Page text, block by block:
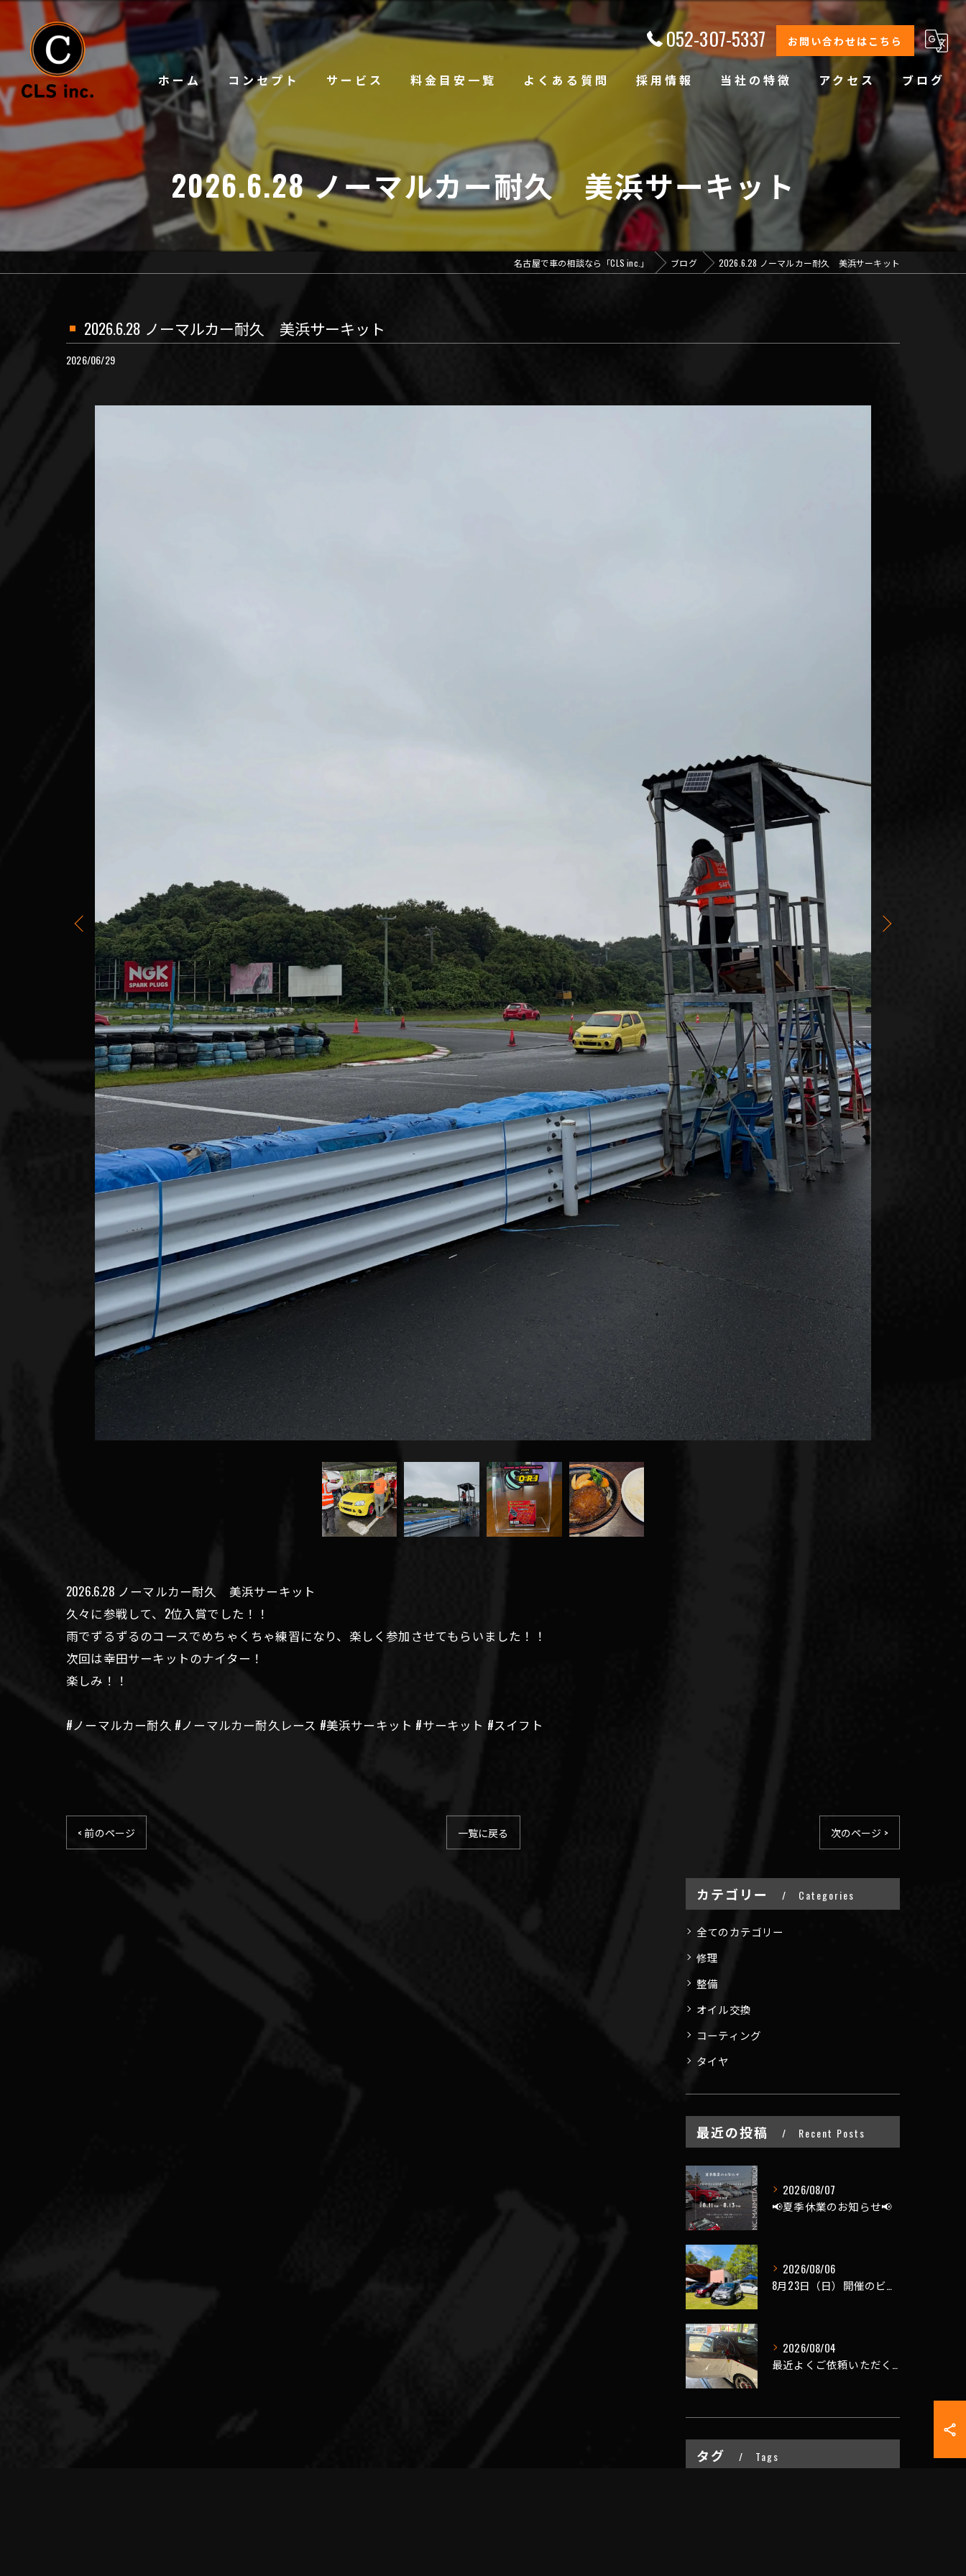
052-307-5337 お問い合わせはこちら
ホーム コンセプト サービス 料金目安一覧 よくある質問 採用情報 当社の特徴
オイル交換
オリジナルブランド
アクセス ブログ
2026.6.28 ノーマルカー耐久 美浜サーキット
名古屋で車の相談なら「CLS inc.」 ブログ 2026.6.28 ノーマルカー耐久 美浜サーキット
2026.6.28 ノーマルカー耐久 美浜サーキット
2026/06/29
2026.6.28 ノーマルカー耐久 美浜サーキット
久々に参戦して、2位入賞でした！！
雨でずるずるのコースでめちゃくちゃ練習になり、楽しく参加させてもらいました！！
次回は幸田サーキットのナイター！
楽しみ！！
#ノーマルカー耐久 #ノーマルカー耐久レース #美浜サーキット #サーキット #スイフト
< 前のページ 一覧に戻る 次のページ >
カテゴリー Categories
全てのカテゴリー
修理
整備
オイル交換
コーティング
タイヤ
最近の投稿 Recent Posts
2026/08/07
📢夏季休業のお知らせ📢
2026/08/06
8月23日（日）開催のビーナスラインを走ろうの会 夏の陣
2026/08/04
最近よくご依頼いただく、弊社おすすめメニュー！
タグ Tags